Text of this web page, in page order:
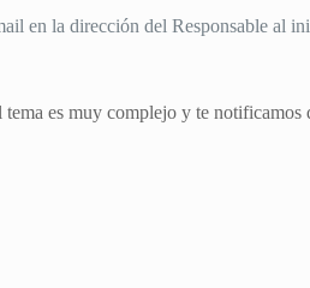
en la dirección del Responsable al
es muy complejo y te notificamos